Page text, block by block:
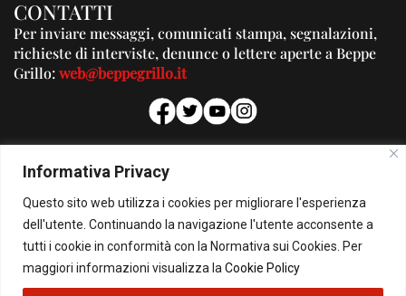
Informativa Privacy
Questo sito web utilizza i cookies per migliorare l'esperienza
dell'utente. Continuando la navigazione l'utente acconsente a
tutti i cookie in conformità con la Normativa sui Cookies. Per
maggiori informazioni visualizza la Cookie Policy
CONTATTI
Per inviare messaggi, comunicati stampa, segnalazioni,
richieste di interviste, denunce o lettere aperte a Beppe
Grillo:web@beppegrillo.it
PUBBLICITA'
Per la tua pubblicità su questo Blog:
pubblicita@beppegrillo.it